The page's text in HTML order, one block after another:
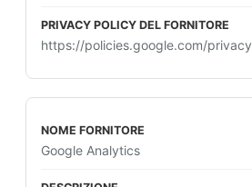
https://policies.google.com/privacy
Google Analytics